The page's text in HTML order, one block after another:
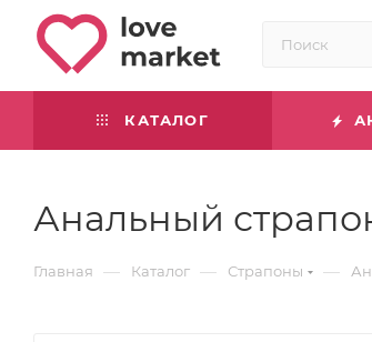
КАТАЛОГ
Анальный
Главная — Каталог — Страпоны —